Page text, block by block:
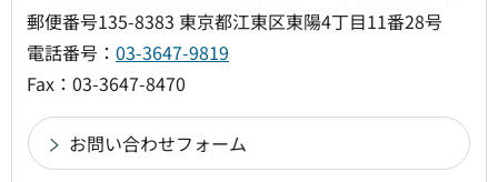
郵便番号135-8383 東京都江東区東陽4丁目11番28号
電話番号： 03-3647-9819
Fax：03-3647-8470